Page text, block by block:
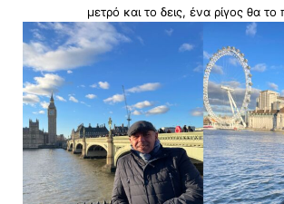
μετρό και το δεις, ένα ρίγος θα το